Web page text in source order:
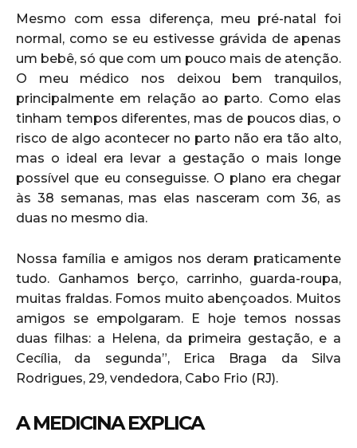
Mesmo com essa diferença, meu pré-natal foi
normal, como se eu estivesse grávida de apenas
um bebê, só que com um pouco mais de atenção.
O meu médico nos deixou bem tranquilos,
principalmente em relação ao parto. Como elas
tinham tempos diferentes, mas de poucos dias, o
risco de algo acontecer no parto não era tão alto,
mas o ideal era levar a gestação o mais longe
possível que eu conseguisse. O plano era chegar
às 38 semanas, mas elas nasceram com 36, as
duas no mesmo dia.
Nossa família e amigos nos deram praticamente
tudo. Ganhamos berço, carrinho, guarda-roupa,
muitas fraldas. Fomos muito abençoados. Muitos
amigos se empolgaram. E hoje temos nossas
duas filhas: a Helena, da primeira gestação, e a
Cecília, da segunda”, Erica Braga da Silva
Rodrigues, 29, vendedora, Cabo Frio (RJ).
A MEDICINA EXPLICA